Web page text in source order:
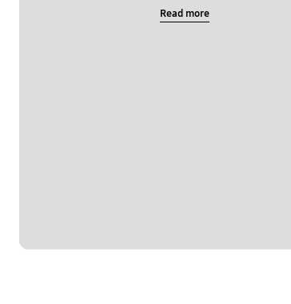
Read more